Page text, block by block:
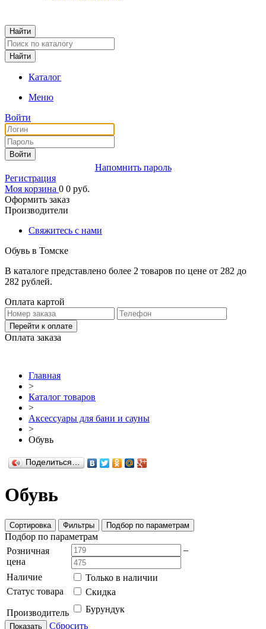
Каталог
Меню
Войти
Войти
Напомнить пароль
Регистрация
Моя корзина 0 0 руб.
Оформить заказ
Производители
Свяжитесь с нами
Обувь в Томске
В каталоге представлено более 2 товаров по цене от 282 до
282 рублей.
Оплата картой
Перейти к оплате
Оплата заказа
Главная
>
Каталог товаров
>
Аксессуары для бани и сауны
>
Обувь
Поделиться…
Обувь
Сортировка Фильтры Подбор по параметрам
Подбор по параметрам
Розничная
цена
–
Наличие
Только в наличии
Статус товара
Скидка
Производитель Бурундук
Показать Сбросить